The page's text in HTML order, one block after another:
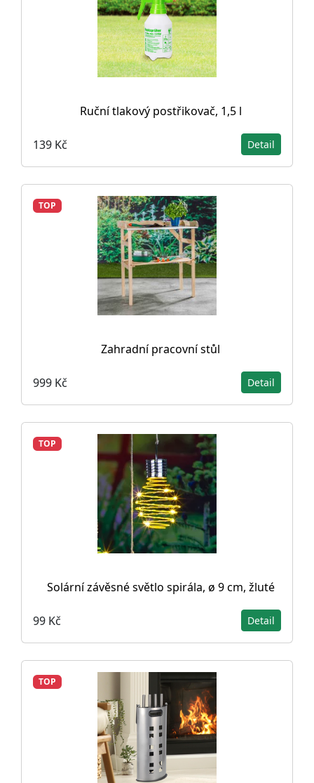
Ruční tlakový postřikovač, 1,5 l
139 Kč Detail
TOP
Zahradní pracovní stůl
999 Kč Detail
TOP
Solární závěsné světlo spirála, ø 9 cm, žluté
99 Kč Detail
TOP